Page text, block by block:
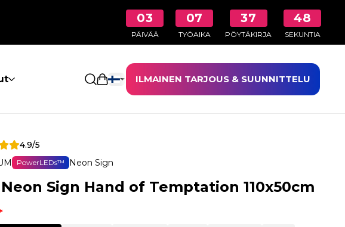
03
PÄIVÄÄ
07
TYÖAIKA
37
PÖYTÄKIRJA
46
SEKUNTIA
Avaa ostoskoriILMAINEN TARJOUS & SUUNNITTELU
4.9/5
PowerLEDs™ Neon Sign
Neon Sign Hand of Temptation 110x50cm